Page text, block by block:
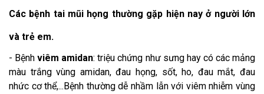
Các bệnh tai mũi họng thường gặp hiện nay ở người lớn
và trẻ em.
- Bệnhviêm amidan: triệu chứng như sưng hay có các mảng
màu trắng vùng amidan, đau họng, sốt, ho, đau mắt, đau
nhức cơ thể,...Bệnh thường dễ nhầm lẫn với viêm nhiễm vùng